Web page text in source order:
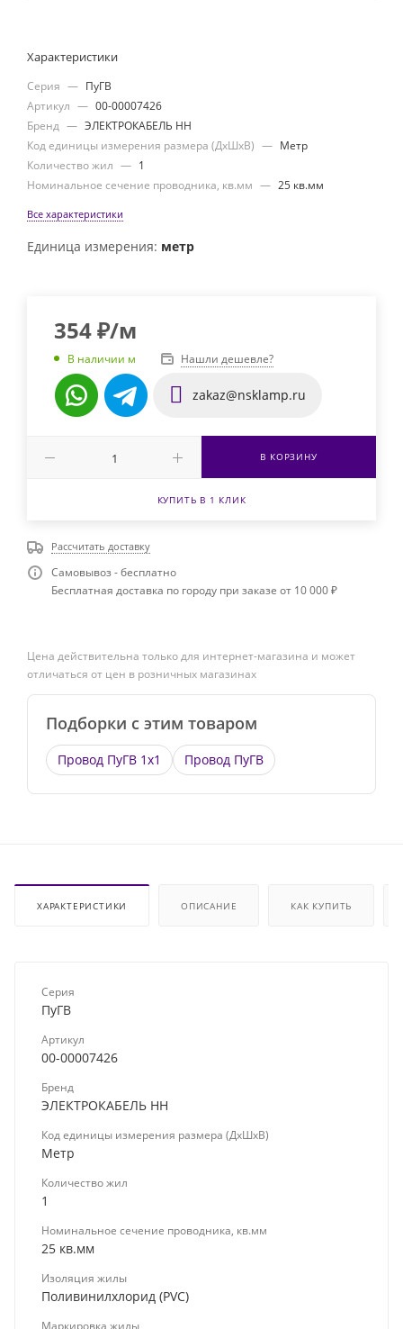
Характеристики
Серия — ПуГВ
Артикул — 00-00007426
Бренд — ЭЛЕКТРОКАБЕЛЬ НН
Код единицы измерения размера (ДхШхВ) — Метр
Количество жил — 1
Номинальное сечение проводника, кв.мм — 25 кв.мм
Все характеристики
Единица измерения: метр
354₽/м
В наличии м Нашли дешевле?
zakaz@nsklamp.ru
В КОРЗИНУ
КУПИТЬ В 1 КЛИК
Рассчитать доставку
Самовывоз - бесплатно
Бесплатная доставка по городу при заказе от 10 000 ₽
Цена действительна только для интернет-магазина и может
отличаться от цен в розничных магазинах
Подборки с этим товаром
Провод ПуГВ 1х1 Провод ПуГВ
ХАРАКТЕРИСТИКИ ОПИСАНИЕ КАК КУПИТЬ
Серия
ПуГВ
Артикул
00-00007426
Бренд
ЭЛЕКТРОКАБЕЛЬ НН
Код единицы измерения размера (ДхШхВ)
Метр
Количество жил
1
Номинальное сечение проводника, кв.мм
25 кв.мм
Изоляция жилы
Поливинилхлорид (PVC)
Маркировка жилы